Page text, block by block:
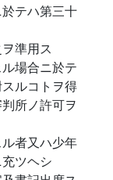
テハ第三十
準用ス
場合ニ於テ
ルコトヲ得
所ノ許可ヲ
者又ハ少年
ツヘシ